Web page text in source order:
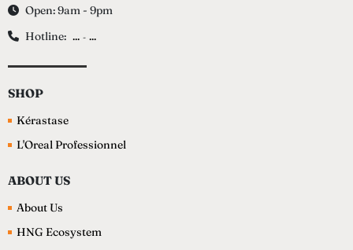
Open: 9am - 9pm
Hotline: ... - ...
SHOP
Kérastase
L'Oreal Professionnel
ABOUT US
About Us
HNG Ecosystem